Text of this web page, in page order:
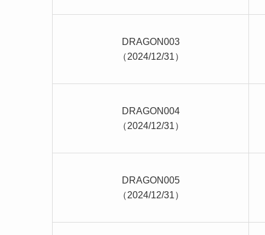
DRAGON003
（2024/12/31）
DRAGON004
（2024/12/31）
DRAGON005
（2024/12/31）